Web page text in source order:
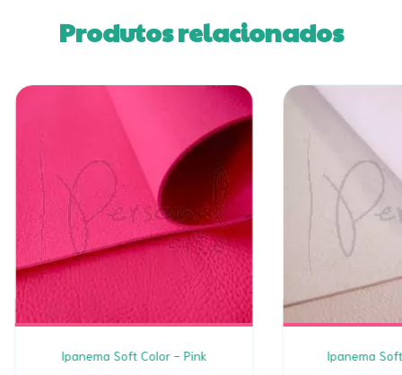
Produtos relacionados
Ipanema Soft Color - Pink Ipanema